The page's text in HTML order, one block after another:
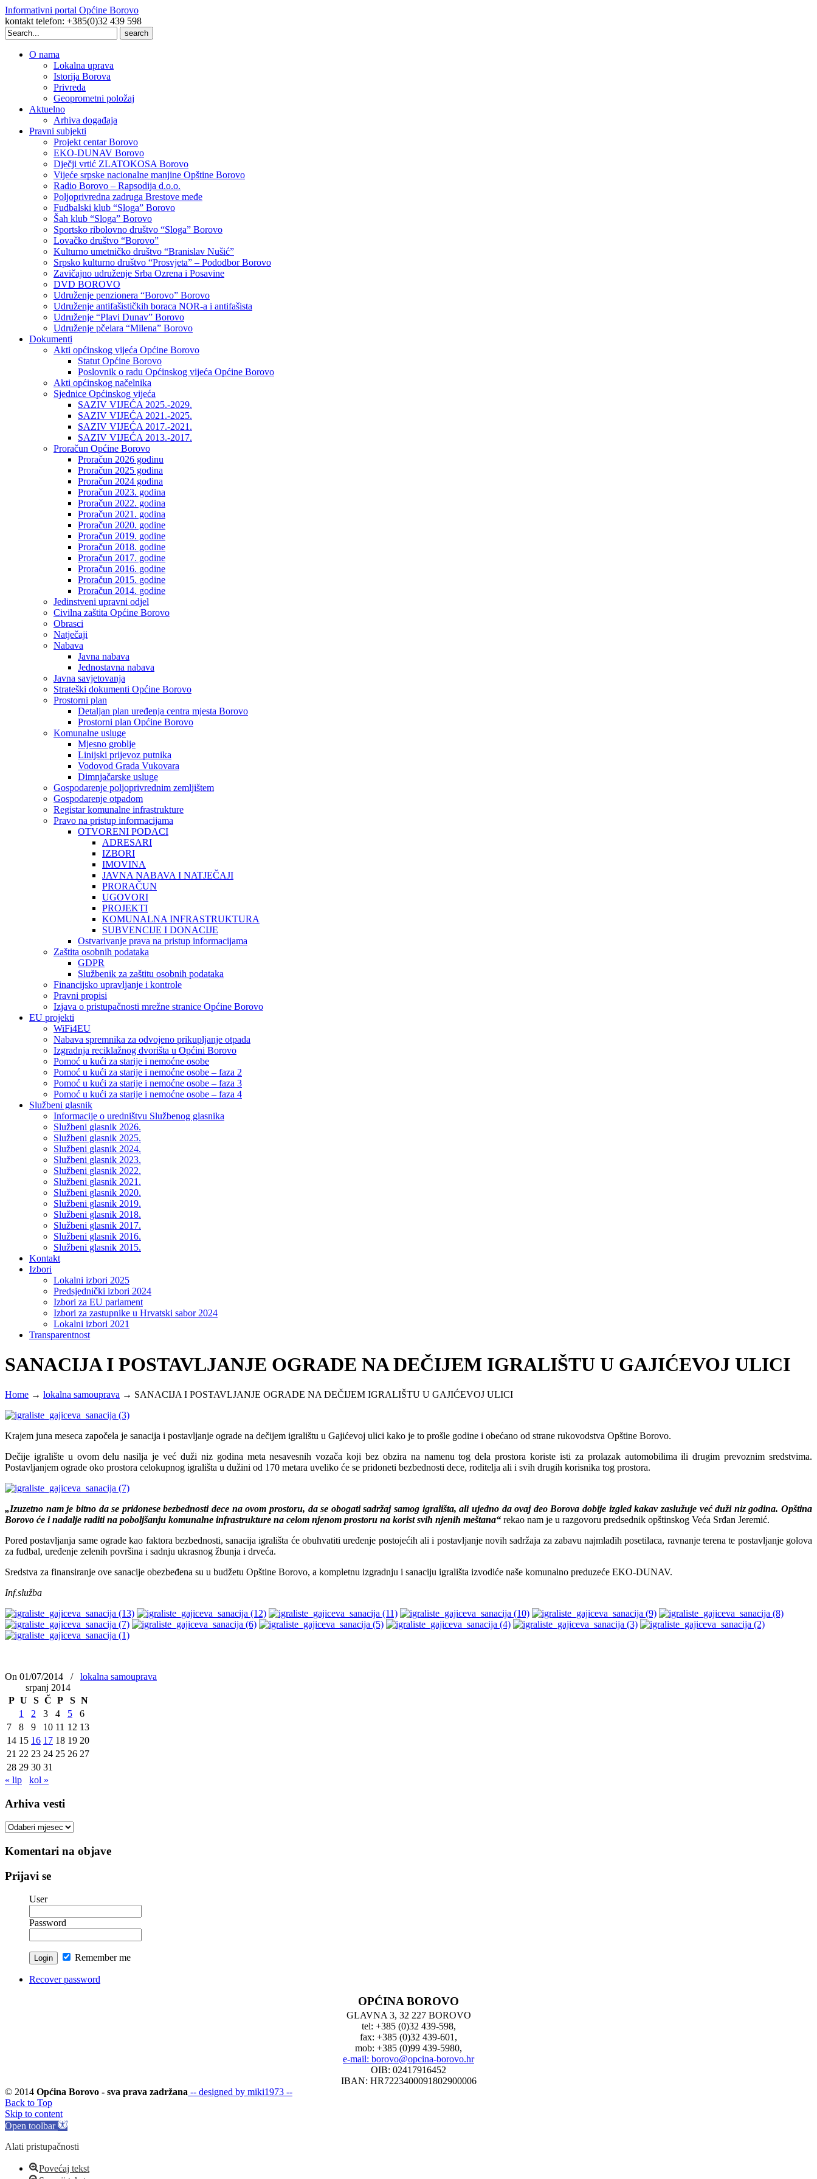
Informativni portal Općine Borovo
kontakt telefon: +385(0)32 439 598
Search
for:
O nama
Lokalna uprava
Istorija Borova
Privreda
Geoprometni položaj
Aktuelno
Arhiva događaja
Pravni subjekti
Projekt centar Borovo
EKO-DUNAV Borovo
Dječji vrtić ZLATOKOSA Borovo
Vijeće srpske nacionalne manjine Opštine Borovo
Radio Borovo – Rapsodija d.o.o.
Poljoprivredna zadruga Brestove međe
Fudbalski klub “Sloga” Borovo
Šah klub “Sloga” Borovo
Sportsko ribolovno društvo “Sloga” Borovo
Lovačko društvo “Borovo”
Kulturno umetničko društvo “Branislav Nušić”
Srpsko kulturno društvo “Prosvjeta” – Pododbor Borovo
Zavičajno udruženje Srba Ozrena i Posavine
DVD BOROVO
Udruženje penzionera “Borovo” Borovo
Udruženje antifašističkih boraca NOR-a i antifašista
Udruženje “Plavi Dunav” Borovo
Udruženje pčelara “Milena” Borovo
Dokumenti
Akti općinskog vijeća Općine Borovo
Statut Općine Borovo
Poslovnik o radu Općinskog vijeća Općine Borovo
Akti općinskog načelnika
Sjednice Općinskog vijeća
SAZIV VIJEĆA 2025.-2029.
SAZIV VIJEĆA 2021.-2025.
SAZIV VIJEĆA 2017.-2021.
SAZIV VIJEĆA 2013.-2017.
Proračun Općine Borovo
Proračun 2026 godinu
Proračun 2025 godina
Proračun 2024 godina
Proračun 2023. godina
Proračun 2022. godina
Proračun 2021. godina
Proračun 2020. godine
Proračun 2019. godine
Proračun 2018. godine
Proračun 2017. godine
Proračun 2016. godine
Proračun 2015. godine
Proračun 2014. godine
Jedinstveni upravni odjel
Civilna zaštita Općine Borovo
Obrasci
Natječaji
Nabava
Javna nabava
Jednostavna nabava
Javna savjetovanja
Strateški dokumenti Općine Borovo
Prostorni plan
Detaljan plan uređenja centra mjesta Borovo
Prostorni plan Općine Borovo
Komunalne usluge
Mjesno groblje
Linijski prijevoz putnika
Vodovod Grada Vukovara
Dimnjačarske usluge
Gospodarenje poljoprivrednim zemljištem
Gospodarenje otpadom
Registar komunalne infrastrukture
Pravo na pristup informacijama
OTVORENI PODACI
ADRESARI
IZBORI
IMOVINA
JAVNA NABAVA I NATJEČAJI
PRORAČUN
UGOVORI
PROJEKTI
KOMUNALNA INFRASTRUKTURA
SUBVENCIJE I DONACIJE
Ostvarivanje prava na pristup informacijama
Zaštita osobnih podataka
GDPR
Službenik za zaštitu osobnih podataka
Financijsko upravljanje i kontrole
Pravni propisi
Izjava o pristupačnosti mrežne stranice Općine Borovo
EU projekti
WiFi4EU
Nabava spremnika za odvojeno prikupljanje otpada
Izgradnja reciklažnog dvorišta u Općini Borovo
Pomoć u kući za starije i nemoćne osobe
Pomoć u kući za starije i nemoćne osobe – faza 2
Pomoć u kući za starije i nemoćne osobe – faza 3
Pomoć u kući za starije i nemoćne osobe – faza 4
Službeni glasnik
Informacije o uredništvu Službenog glasnika
Službeni glasnik 2026.
Službeni glasnik 2025.
Službeni glasnik 2024.
Službeni glasnik 2023.
Službeni glasnik 2022.
Službeni glasnik 2021.
Službeni glasnik 2020.
Službeni glasnik 2019.
Službeni glasnik 2018.
Službeni glasnik 2017.
Službeni glasnik 2016.
Službeni glasnik 2015.
Kontakt
Izbori
Lokalni izbori 2025
Predsjednički izbori 2024
Izbori za EU parlament
Izbori za zastupnike u Hrvatski sabor 2024
Lokalni izbori 2021
Transparentnost
SANACIJA I POSTAVLJANJE OGRADE NA DEČIJEM IGRALIŠTU U GAJIĆEVOJ ULICI
Home → lokalna samouprava → SANACIJA I POSTAVLJANJE OGRADE NA DEČIJEM IGRALIŠTU U GAJIĆEVOJ ULICI
Krajem juna meseca započela je sanacija i postavljanje ograde na dečijem igralištu u Gajićevoj ulici kako je to prošle godine i obećano od strane rukovodstva Opštine Borovo.
Dečije igralište u ovom delu nasilja je već duži niz godina meta nesavesnih vozača koji bez obzira na namenu tog dela prostora koriste isti za prolazak automobilima ili drugim prevoznim sredstvima.
Postavljanjem ograde oko prostora celokupnog igrališta u dužini od 170 metara uveliko će se pridoneti bezbednosti dece, roditelja ali i svih drugih korisnika tog prostora.
„Izuzetno nam je bitno da se pridonese bezbednosti dece na ovom prostoru, da se obogati sadržaj samog igrališta, ali ujedno da ovaj deo Borova dobije izgled kakav zaslužuje već duži niz godina. Opština
Borovo će i nadalje raditi na poboljšanju komunalne infrastrukture na celom njenom prostoru na korist svih njenih meštana“ rekao nam je u razgovoru predsednik opštinskog Veća Srđan Jeremić.
Pored postavljanja same ograde kao faktora bezbednosti, sanacija igrališta će obuhvatiti uređenje postojećih ali i postavljanje novih sadržaja za zabavu najmlađih posetilaca, ravnanje terena te postavljanje golova
za fudbal, uređenje zelenih površina i sadnju ukrasnog žbunja i drveća.
Sredstva za finansiranje ove sanacije obezbeđena su u budžetu Opštine Borovo, a kompletnu izgradnju i sanaciju igrališta izvodiće naše komunalno preduzeće EKO-DUNAV.
Inf.služba
On 01/07/2014 /
lokalna samouprava
srpanj 2014
P U S Č P S N
1
2 3 4 5
6
7
8 9 10 11 12 13
14 15 16 17 18 19 20
21 22 23 24 25 26 27
28 29 30 31
« lip
kol »
Arhiva vesti
Arhiva
Komentari na objave
Prijavi se
User
Password
Remember me
Recover password
OPĆINA BOROVO
GLAVNA 3, 32 227 BOROVO
tel: +385 (0)32 439-598,
fax: +385 (0)32 439-601,
mob: +385 (0)99 439-5980,
e-mail: borovo@opcina-borovo.hr
OIB: 02417916452
IBAN: HR7223400091802900006
© 2014 Općina Borovo - sva prava zadržana -- designed by miki1973 --
Back to Top
Skip to content
Open toolbar
Alati pristupačnosti
Povećaj tekst